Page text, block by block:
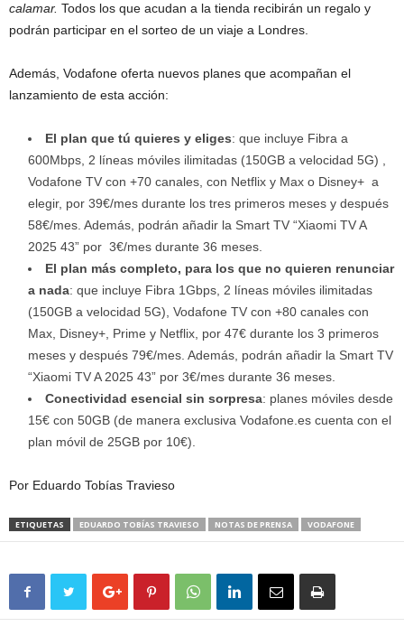
calamar. Todos los que acudan a la tienda recibirán un regalo y
podrán participar en el sorteo de un viaje a Londres.
Además, Vodafone oferta nuevos planes que acompañan el
lanzamiento de esta acción:
El plan que tú quieres y eliges: que incluye Fibra a
600Mbps, 2 líneas móviles ilimitadas (150GB a velocidad 5G) ,
Vodafone TV con +70 canales, con Netflix y Max o Disney+ a
elegir, por 39€/mes durante los tres primeros meses y después
58€/mes. Además, podrán añadir la Smart TV “Xiaomi TV A
2025 43” por 3€/mes durante 36 meses.
El plan más completo, para los que no quieren renunciar
a nada: que incluye Fibra 1Gbps, 2 líneas móviles ilimitadas
(150GB a velocidad 5G), Vodafone TV con +80 canales con
Max, Disney+, Prime y Netflix, por 47€ durante los 3 primeros
meses y después 79€/mes. Además, podrán añadir la Smart TV
“Xiaomi TV A 2025 43” por 3€/mes durante 36 meses.
Conectividad esencial sin sorpresa: planes móviles desde
15€ con 50GB (de manera exclusiva Vodafone.es cuenta con el
plan móvil de 25GB por 10€).
Por Eduardo Tobías Travieso
ETIQUETAS EDUARDO TOBÍAS TRAVIESO NOTAS DE PRENSA VODAFONE